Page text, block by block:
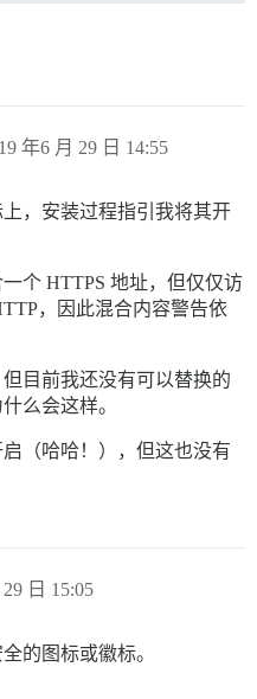
年6 月 29 日 14:55
，安装过程指引我将其开
个 HTTPS 地址，但仅仅访
，因此混合内容警告依
目前我还没有可以替换的
么会这样。
（哈哈！），但这也没有
日 15:05
的图标或徽标。